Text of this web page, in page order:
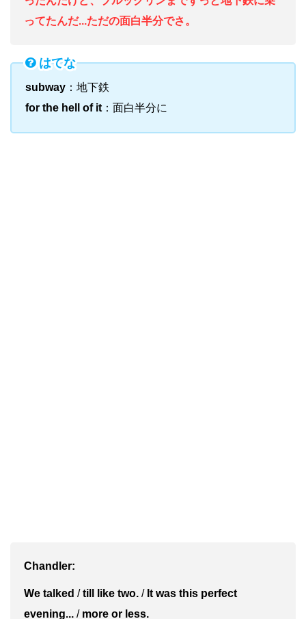
ってたんだ...ただの面白半分でさ。
はてな
subway ：地下鉄
for the hell of it：面白半分に
Chandler:
We talked /till like two. / It was this perfect
evening... / more or less.